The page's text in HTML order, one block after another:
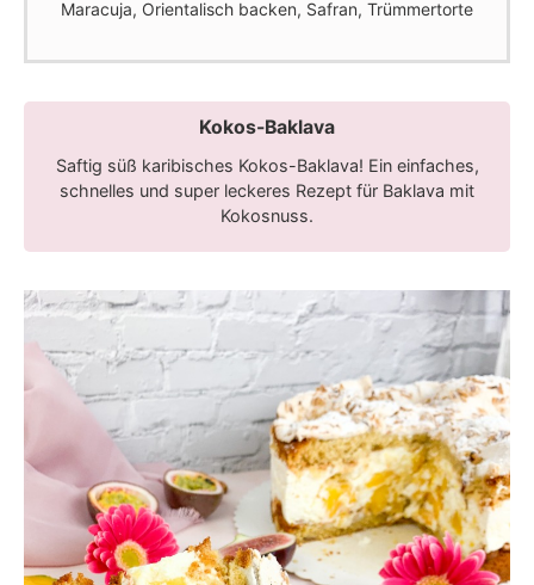
Maracuja, Orientalisch backen, Safran, Trümmertorte
Kokos-Baklava
Saftig süß karibisches Kokos-Baklava! Ein einfaches,
schnelles und super leckeres Rezept für Baklava mit
Kokosnuss.